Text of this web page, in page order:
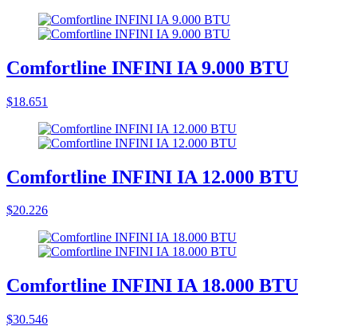
Comfortline INFINI IA 9.000 BTU
$18.651
Comfortline INFINI IA 12.000 BTU
$20.226
Comfortline INFINI IA 18.000 BTU
$30.546